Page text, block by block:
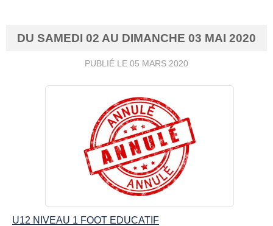
DU SAMEDI 02 AU DIMANCHE 03 MAI 2020
PUBLIÉ LE 05 MARS 2020
U12 NIVEAU 1 FOOT EDUCATIF